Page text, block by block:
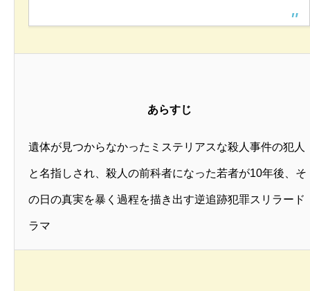
あらすじ
遺体が見つからなかったミステリアスな殺人事件の犯人
と名指しされ、殺人の前科者になった若者が10年後、そ
の日の真実を暴く過程を描き出す逆追跡犯罪スリラード
ラマ